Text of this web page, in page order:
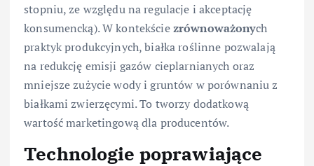
stopniu, ze względu na regulacje i akceptację
konsumencką). W kontekściezrównoważonych
praktyk produkcyjnych, białka roślinne pozwalają
na redukcję emisji gazów cieplarnianych oraz
mniejsze zużycie wody i gruntów w porównaniu z
białkami zwierzęcymi. To tworzy dodatkową
wartość marketingową dla producentów.
Technologie poprawiające